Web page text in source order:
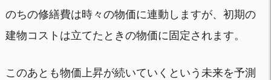
のちの修繕費は時々の物価に連動しますが、初期の
建物コストは立てたときの物価に固定されます。
このあとも物価上昇が続いていくという未来を予測